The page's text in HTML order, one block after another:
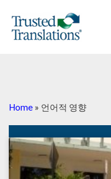
Home » 언어적 영향